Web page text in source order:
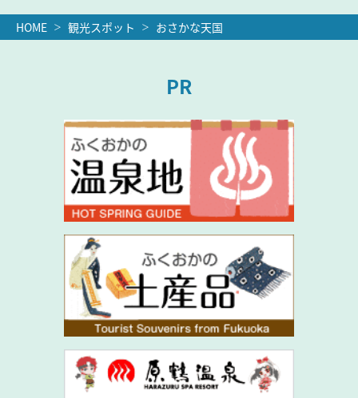
HOME 観光スポット おさかな天国
PR